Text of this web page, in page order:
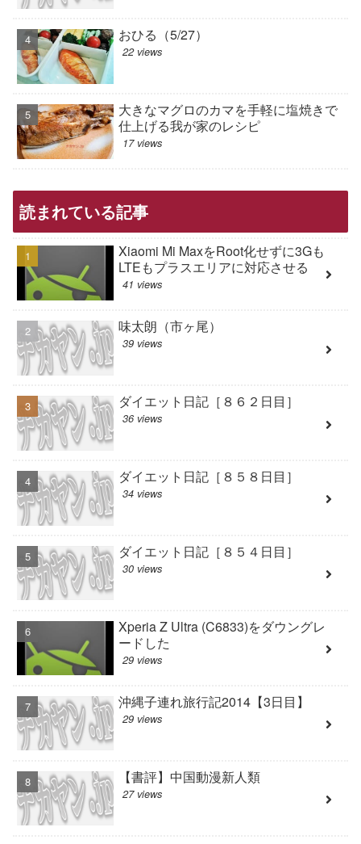
おひる（5/27）
22 views
大きなマグロのカマを手軽に塩焼きで
仕上げる我が家のレシピ
17 views
読まれている記事
Xiaomi Mi MaxをRoot化せずに3Gも
LTEもプラスエリアに対応させる
41 views
味太朗（市ヶ尾）
39 views
ダイエット日記［８６２日目］
36 views
ダイエット日記［８５８日目］
34 views
ダイエット日記［８５４日目］
30 views
Xperia Z Ultra (C6833)をダウングレ
ードした
29 views
沖縄子連れ旅行記2014【3日目】
29 views
【書評】中国動漫新人類
27 views